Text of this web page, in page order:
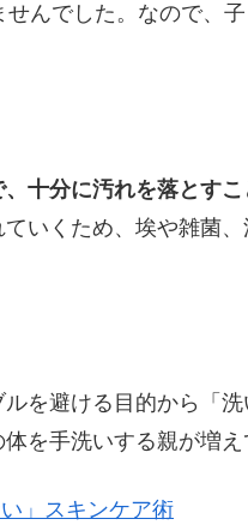
せんでした。なので、
十分に汚れを落とすこ
いくため、埃や雑菌
を避ける目的から「
を手洗いする親が増え
」スキンケア術